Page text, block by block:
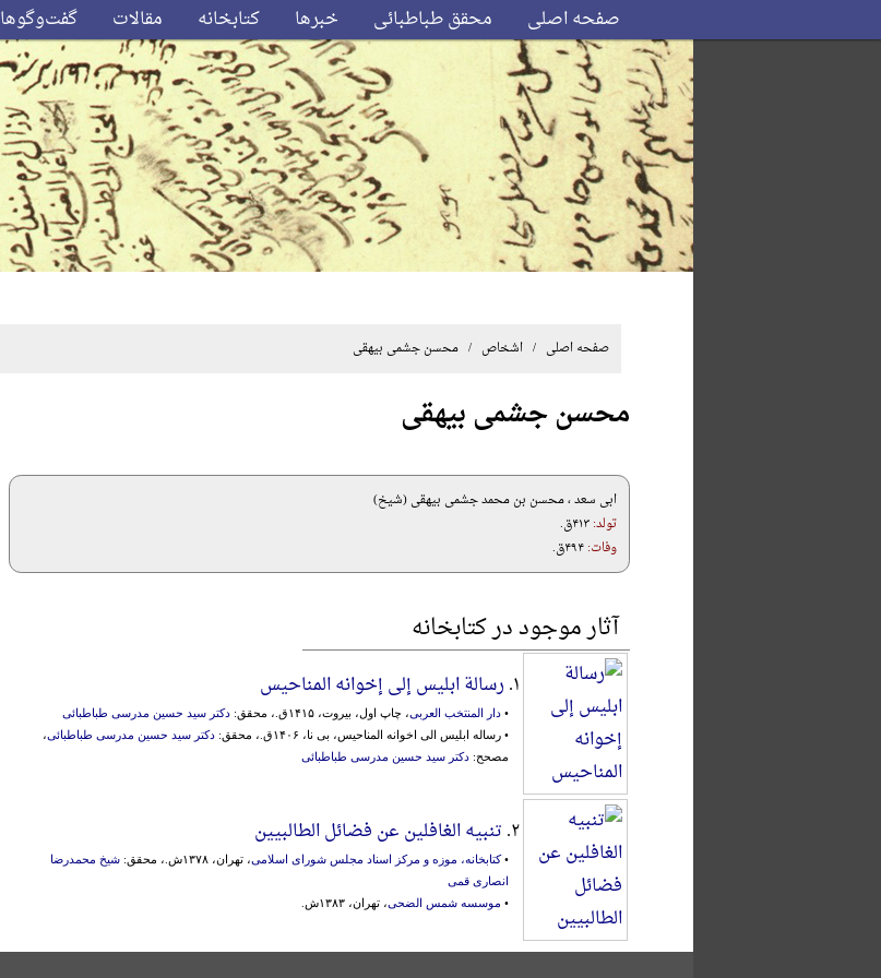
صفحه اصلی محقق طباطبائی خبرها کتابخانه مقالات گفت‌وگوها
صفحه اصلی / اشخاص / محسن جشمی بیهقی
محسن جشمی بیهقی
ابی سعد ، محسن بن محمد جشمی بیهقی (شیخ)
تولد:۴۱۳ق.
وفات:۴۹۴ق.
آثار موجود در کتابخانه
۱. رسالة ابلیس إلی إخوانه المناحیس
• دار المنتخب العربی، چاپ اول، بیروت، ۱۴۱۵ق.، محقق:
دکتر سید حسین مدرسی طباطبائی
• رساله ابلیس الی اخوانه المناحیس، بی نا، ۱۴۰۶ق.، محقق:
دکتر سید حسین مدرسی طباطبائی،
مصحح: دکتر سید حسین مدرسی طباطبائی
۲. تنبیه الغافلین عن فضائل الطالبیین
•کتابخانه، موزه و مرکز اسناد مجلس شورای اسلامی، تهران، ۱۳۷۸ش.، محقق:
شیخ محمدرضا
انصاری قمی
• موسسه شمس الضحی، تهران، ۱۳۸۳ش.